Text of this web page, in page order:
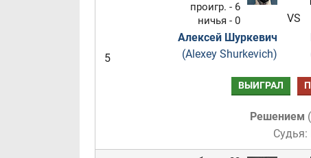
5
проигр. - 6
ничья - 0
Алексей Шуркевич
(Alexey Shurkevich)
VS
ВЫИГРАЛ
Решением (
Судья: